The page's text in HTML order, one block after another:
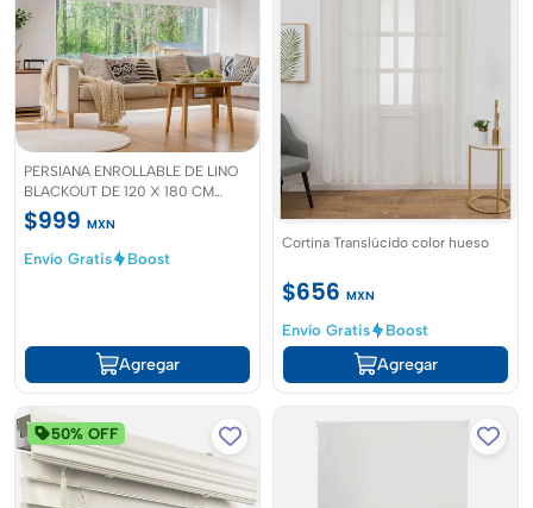
PERSIANA ENROLLABLE DE LINO
BLACKOUT DE 120 X 180 CM
MARFIL
$999 MXN
Envío Gratis
Boost
Agregar
Cortina Translúcido color hueso
$656 MXN
Envío Gratis
Boost
Agregar
50% OFF